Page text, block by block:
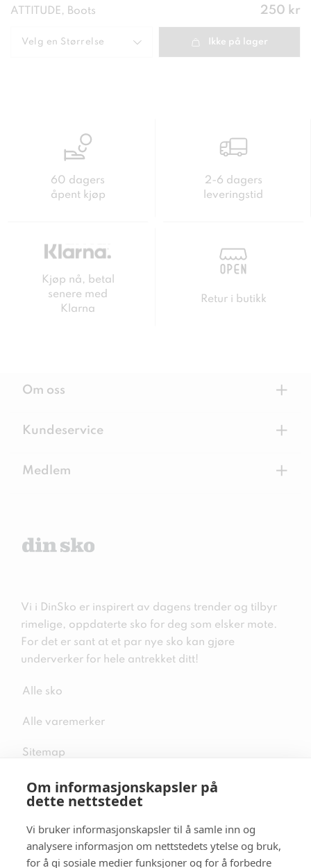
Om informasjonskapsler på
dette nettstedet
Vi bruker informasjonskapsler til å samle inn og
analysere informasjon om nettstedets ytelse og bruk,
for å gi sosiale medier funksjoner og for å forbedre
ATTITUDE, Boots Pris:
250 kr
Velg en Størrelse Ikke på lager
60 dagers
åpent kjøp
2-6 dagers
leveringstid
Kjøp nå, betal
senere med
Klarna
Retur i butikk
Om oss +
Kundeservice +
Medlem +
Vi i DinSko er inspirert av dagens trender og tilbyr
rimelige, oppdaterte sko for deg som elsker mote.
For det er sant at et par nye sko kan gjøre
underverker for hele antrekket ditt!
Alle sko
Alle varemerker
Sitemap
Følg oss i sosiale medier